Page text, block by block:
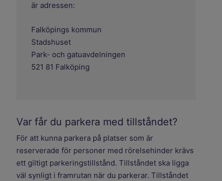
är adressen:
Falköpings kommun
Stadshuset
Park- och gatuavdelningen
521 81 Falköping
Var får du parkera med tillståndet?
För att kunna parkera på platser som är
reserverade för personer med rörelsehinder krävs
ett giltigt parkeringstillstånd. Tillståndet ska ligga
väl synligt i framrutan när du parkerar. Tillståndet